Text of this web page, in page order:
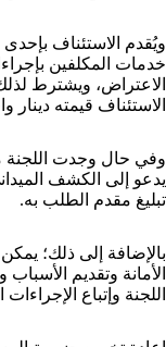
ويُقدم الاستئناف
خدمات المكلفين
الاعتراض، ويشترط
الاستئناف قيمته دينار
وفي حال وجدت اللجنة
يدعو إلى الكشف
تبليغ مقدم الطلب به.
بالإضافة إلى ذلك؛
الأمانة وتقديم
اللجنة وإتباع الإجراءات